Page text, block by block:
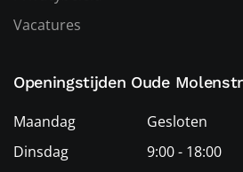
Vacatures
Openingstijden Oude
Maandag
Gesloten
Dinsdag
9:00 - 18:00